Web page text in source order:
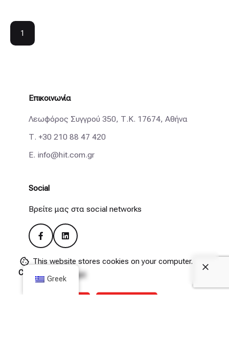
1
Επικοινωνία
Λεωφόρος Συγγρού 350, Τ.Κ. 17674, Αθήνα
Τ. +30 210 88 47 420
E. info@hit.com.gr
Social
Βρείτε μας στα social networks
Remote Support
This website stores cookies on your computer.
Cookie Policy
Greek